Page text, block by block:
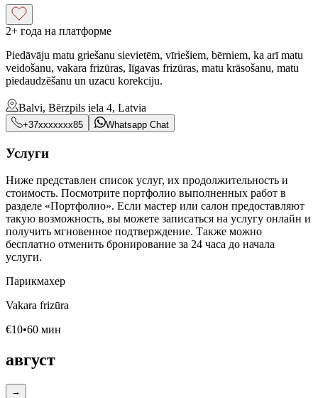
2+ года на платформе
Piedāvāju matu griešanu sievietēm, vīriešiem, bērniem, ka arī matu
veidošanu, vakara frizūras, līgavas frizūras, matu krāsošanu, matu
piedaudzēšanu un uzacu korekciju.
Balvi, Bērzpils iela 4, Latvia
+37xxxxxxx85 Whatsapp Chat
Услуги
Ниже представлен список услуг, их продолжительность и
стоимость. Посмотрите портфолио выполненных работ в
разделе «Портфолио». Если мастер или салон предоставляют
такую возможность, вы можете записаться на услугу онлайн и
получить мгновенное подтверждение. Также можно
бесплатно отменить бронирование за 24 часа до начала
услуги.
Парикмахер
Vakara frizūra
€10•60 мин
август
→